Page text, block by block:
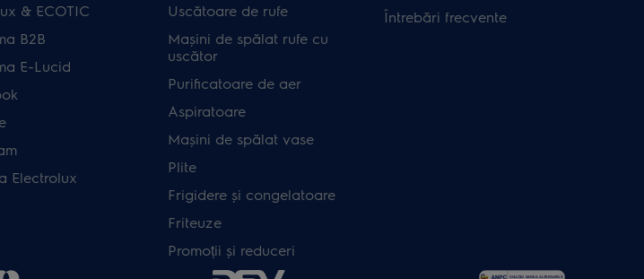
& ECOTIC
B2B
E-Lucid
Electrolux
Uscătoare de rufe
Mașini de spălat rufe cu
uscător
Purificatoare de aer
Aspiratoare
Mașini de spălat vase
Plite
Frigidere și congelatoare
Friteuze
Promoții și reduceri
Întrebări frecvente